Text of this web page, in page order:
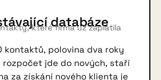
databáze
které firma už zaplatila
kontaktů, polovina dva roky
rozpočet jde do nových, staří
za získání nového klienta je